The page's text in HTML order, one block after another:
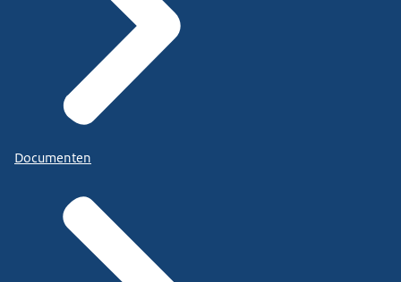
Documenten